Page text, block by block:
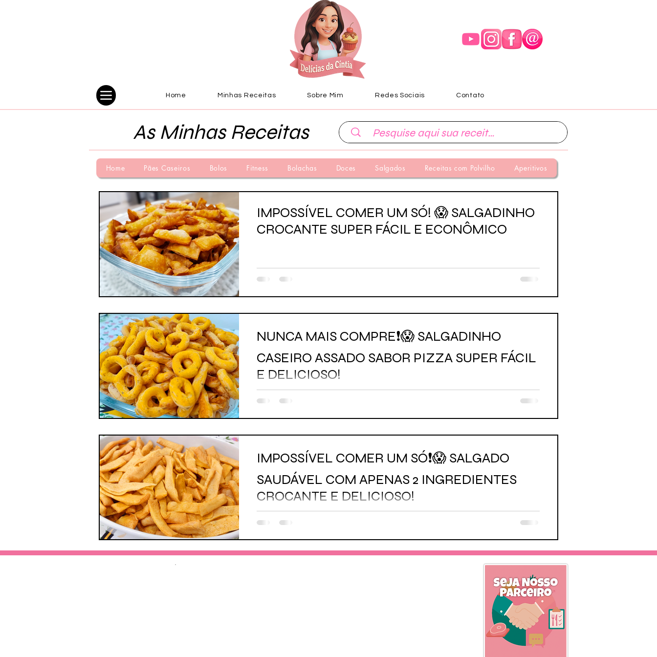
Home Minhas Receitas Sobre Mim Redes Sociais Contato
As Minhas Receitas
Home Pães Caseiros Bolos Fitness Bolachas Doces Salgados Receitas com Polvilho Aperitivos
IMPOSSÍVEL COMER UM SÓ! 😱 SALGADINHO
CROCANTE SUPER FÁCIL E ECONÔMICO
NUNCA MAIS COMPRE❗😱 SALGADINHO
CASEIRO ASSADO SABOR PIZZA SUPER FÁCIL
E DELICIOSO!
IMPOSSÍVEL COMER UM SÓ❗😱 SALGADO
SAUDÁVEL COM APENAS 2 INGREDIENTES
CROCANTE E DELICIOSO!